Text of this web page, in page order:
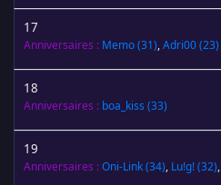
17
Anniversaires : Memo(31),Adri00(23)
18
Anniversaires : boa_kiss (33)
19
Anniversaires :Oni-Link(34), Lu!g!(32),